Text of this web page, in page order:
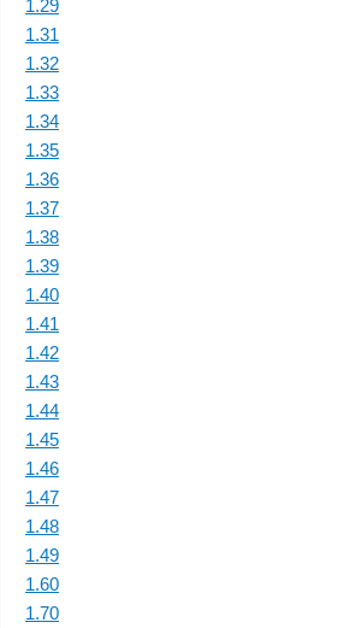
1.29
1.31
1.32
1.33
1.34
1.35
1.36
1.37
1.38
1.39
1.40
1.41
1.42
1.43
1.44
1.45
1.46
1.47
1.48
1.49
1.60
1.70